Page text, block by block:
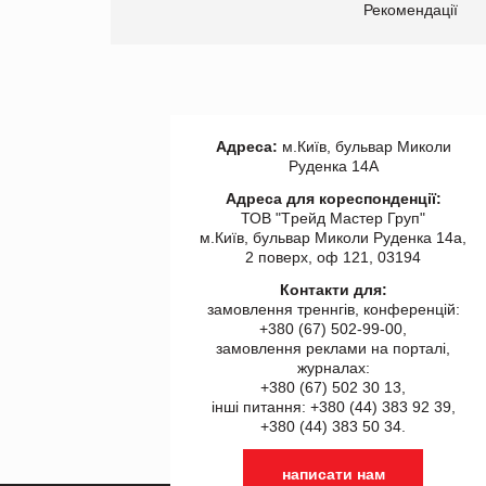
Рекомендації
Адреса: м.Київ, бульвар Миколи
Руденка 14А
Адреса для кореспонденції:
ТОВ "Tрейд Мастер Груп"
м.Київ, бульвар Миколи Руденка 14а,
2 поверх, оф 121, 03194
Контакти для:
замовлення треннгів, конференцій:
+380 (67) 502-99-00,
замовлення реклами на порталі,
журналах:
+380 (67) 502 30 13,
інші питання: +380 (44) 383 92 39,
+380 (44) 383 50 34.
написати нам